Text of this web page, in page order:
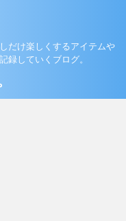
だけ楽しくするアイテムや
録していくブログ。